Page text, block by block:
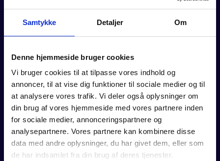
Samtykke Detaljer Om
Denne hjemmeside bruger cookies
Vi bruger cookies til at tilpasse vores indhold og
annoncer, til at vise dig funktioner til sociale medier og til
at analysere vores trafik. Vi deler også oplysninger om
din brug af vores hjemmeside med vores partnere inden
for sociale medier, annonceringspartnere og
analysepartnere. Vores partnere kan kombinere disse
data med andre oplysninger, du har givet dem, eller som
de har indsamlet fra din brug af deres tjenester.
FOR MEDLEMMER
Rådgivning
Værktøjer
Kurser og events
Politik
Analyser
Se vores webinarer